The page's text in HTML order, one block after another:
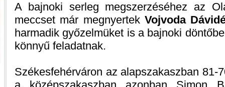
A bajnoki serleg megszerzéséhez az
meccset már megnyertek Vojvoda
harmadik győzelmüket is a bajnoki
könnyű feladatnak.
Székesfehérváron az alapszakaszban 81-